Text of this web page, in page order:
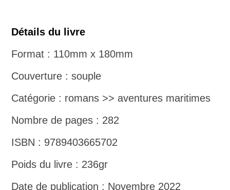
Détails du livre
Format : 110mm x 180mm
Couverture : souple
Catégorie : romans >> aventures maritimes
Nombre de pages : 282
ISBN : 9789403665702
Poids du livre : 236gr
Date de publication : Novembre 2022